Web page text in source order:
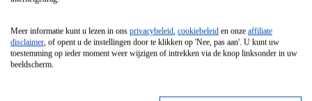
Vrijstaande Magnetron
Vrijstaande Kookplaat
Meer informatie kunt u lezen in ons privacybeleid, cookiebeleid en onze affiliate
disclaimer, of opent u de instellingen door te klikken op 'Nee, pas aan'. U kunt uw
toestemming op ieder moment weer wijzigen of intrekken via de knop linksonder in uw
beeldscherm.